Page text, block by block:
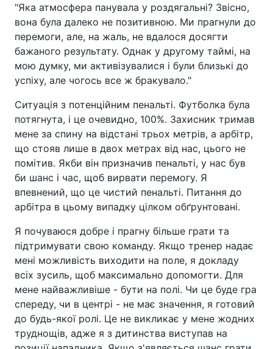
"Яка атмосфера панувала у роздягальні? Звісно,
вона була далеко не позитивною. Ми прагнули до
перемоги, але, на жаль, не вдалося досягти
бажаного результату. Однак у другому таймі, на
мою думку, ми активізувалися і були близькі до
успіху, але чогось все ж бракувало."
Ситуація з потенційним пенальті. Футболка була
потягнута, і це очевидно, 100%. Захисник тримав
мене за спину на відстані трьох метрів, а арбітр,
що стояв лише в двох метрах від нас, цього не
помітив. Якби він призначив пенальті, у нас був
би шанс і час, щоб вирвати перемогу. Я
впевнений, що це чистий пенальті. Питання до
арбітра в цьому випадку цілком обґрунтовані.
Я почуваюся добре і прагну більше грати та
підтримувати свою команду. Якщо тренер надає
мені можливість виходити на поле, я докладу
всіх зусиль, щоб максимально допомогти. Для
мене найважливіше - бути на полі. Чи це буде гра
спереду, чи в центрі - не має значення, я готовий
до будь-якої ролі. Це не викликає у мене жодних
труднощів, адже я з дитинства виступав на